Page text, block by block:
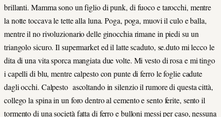
brillanti. Mamma sono un figlio di punk, di fuoco e tarocchi, mentre
la notte toccava le tette alla luna. Poga, poga, muovi il culo e balla,
mentre il no rivoluzionario delle ginocchia rimane in piedi su un
triangolo sicuro. Il supermarket ed il latte scaduto, se.duto mi lecco le
dita di una vita sporca mangiata due volte. Mi vesto di rosa e mi tingo
i capelli di blu, mentre calpesto con punte di ferro le foglie cadute
dagli occhi. Calpesto ascoltando in silenzio il rumore di questa città,
collego la spina in un foro dentro al cemento e sento ferite, sento il
tormento di una società fatta di ferro e bulloni messi per caso, nessuna